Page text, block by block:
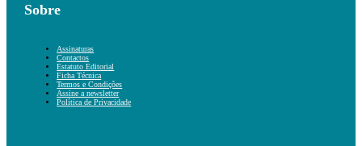
Sobre
Assinaturas
Contactos
Estatuto Editorial
Ficha Técnica
Termos e Condições
Assine a newsletter
Política de Privacidade